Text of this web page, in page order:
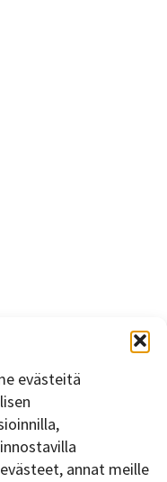
evästeitä
annat meille